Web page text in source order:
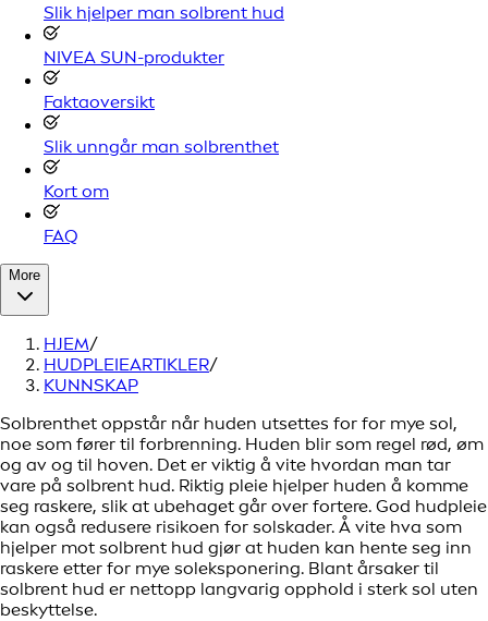
Slik hjelper man solbrent hud
NIVEA SUN-produkter
Faktaoversikt
Slik unngår man solbrenthet
Kort om
FAQ
More
HJEM/
HUDPLEIEARTIKLER/
KUNNSKAP
Solbrenthet oppstår når huden utsettes for for mye sol,
noe som fører til forbrenning. Huden blir som regel rød, øm
og av og til hoven. Det er viktig å vite hvordan man tar
vare på solbrent hud. Riktig pleie hjelper huden å komme
seg raskere, slik at ubehaget går over fortere. God hudpleie
kan også redusere risikoen for solskader. Å vite hva som
hjelper mot solbrent hud gjør at huden kan hente seg inn
raskere etter for mye soleksponering. Blant årsaker til
solbrent hud er nettopp langvarig opphold i sterk sol uten
beskyttelse.